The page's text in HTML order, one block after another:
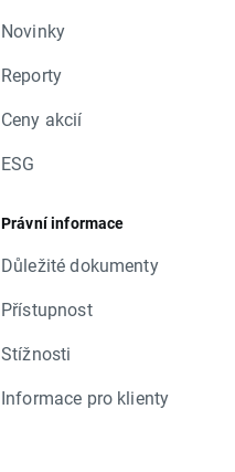
Novinky
Reporty
Ceny akcií
ESG
Právní informace
Důležité dokumenty
Přístupnost
Stížnosti
Informace pro klienty